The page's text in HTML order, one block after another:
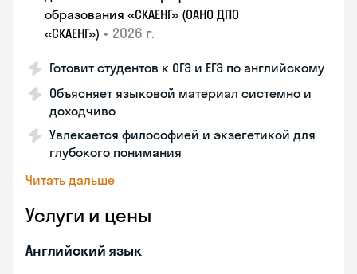
образования «СКАЕНГ» (ОАНО ДПО
«СКАЕНГ») • 2026 г.
Готовит студентов к ОГЭ и ЕГЭ по английскому
Объясняет языковой материал системно и
доходчиво
Увлекается философией и экзегетикой для
глубокого понимания
Читать дальше
Услуги и цены
Английский язык